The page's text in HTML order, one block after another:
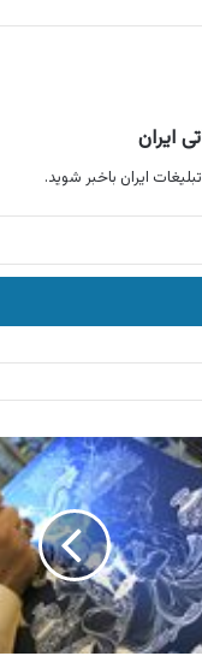
ایران
ایران باخبر شوید.